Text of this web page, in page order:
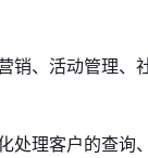
销、活动管理、
处理客户的查询